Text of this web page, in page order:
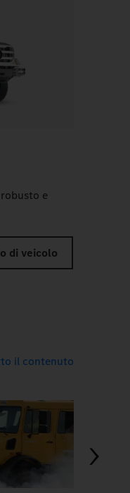
e
di veicolo
il contenuto